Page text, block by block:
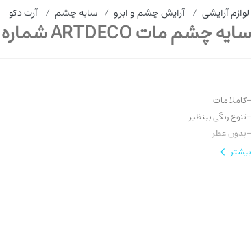
لوازم آرایشی / آرایش چشم و ابرو / سایه چشم / آرت دکو
سایه چشم مات ARTDECO شماره 520
-کاملا مات
-تنوع رنگی بینظیر
-بدون عطر
-ماندگاری بالا
بیشتر